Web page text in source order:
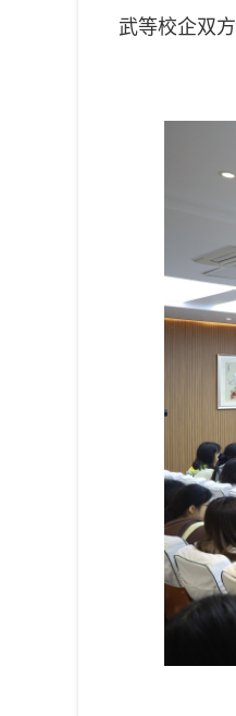
武等校企双